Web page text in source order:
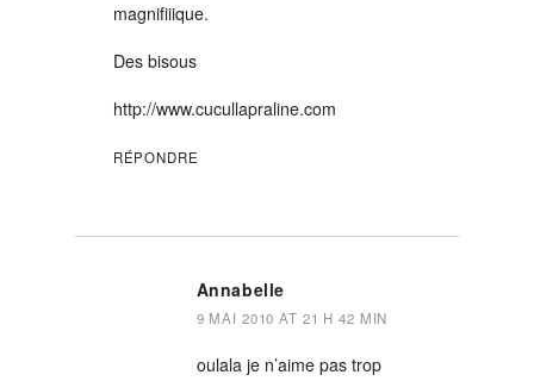
magnifiiique.
Des bisous
http://www.cucullapraline.com
RÉPONDRE
Annabelle
9 MAI 2010 AT 21 H 42 MIN
oulala je n’aime pas trop